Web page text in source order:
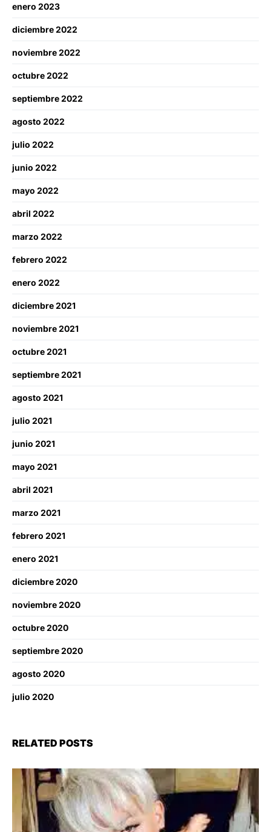
enero 2023
diciembre 2022
noviembre 2022
octubre 2022
septiembre 2022
agosto 2022
julio 2022
junio 2022
mayo 2022
abril 2022
marzo 2022
febrero 2022
enero 2022
diciembre 2021
noviembre 2021
octubre 2021
septiembre 2021
agosto 2021
julio 2021
junio 2021
mayo 2021
abril 2021
marzo 2021
febrero 2021
enero 2021
diciembre 2020
noviembre 2020
octubre 2020
septiembre 2020
agosto 2020
julio 2020
RELATED POSTS